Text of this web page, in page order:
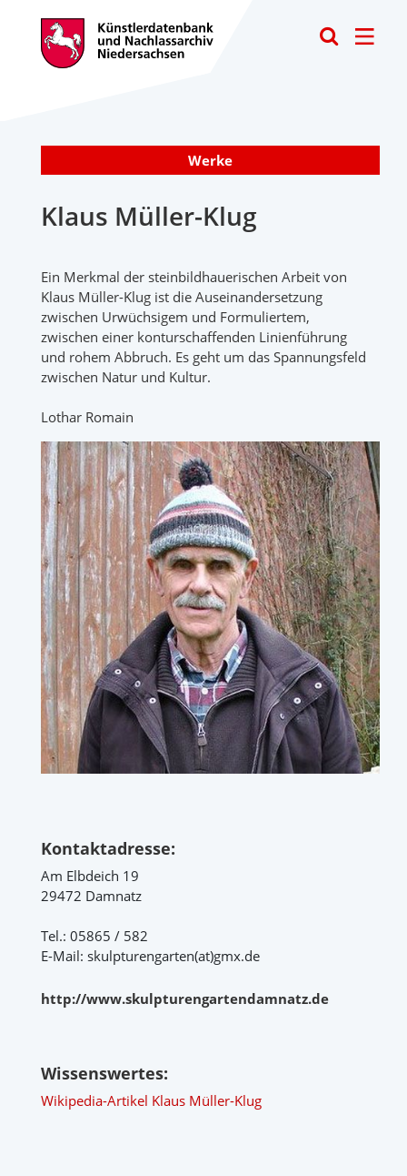
Werke
Kontaktadresse:
Am Elbdeich 19
29472 Damnatz
Tel.: 05865 / 582
E-Mail: skulpturengarten(at)gmx.de
http://www.skulpturengartendamnatz.de
Wissenswertes:
Wikipedia-Artikel Klaus Müller-Klug
Klaus Müller-Klug
Ein Merkmal der steinbildhauerischen Arbeit von
Klaus Müller-Klug ist die Auseinandersetzung
zwischen Urwüchsigem und Formuliertem,
zwischen einer konturschaffenden Linienführung
und rohem Abbruch. Es geht um das Spannungsfeld
zwischen Natur und Kultur.
Lothar Romain